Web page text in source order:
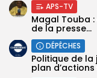
APS-TV
Magal Touba
de la presse...
DÉPÊCHES
Politique de la
plan